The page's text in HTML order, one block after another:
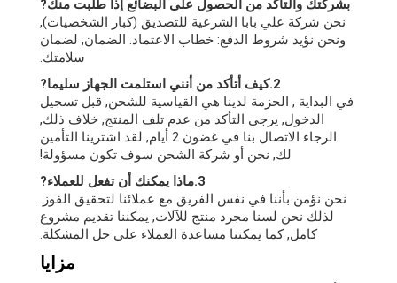
بشركتك والتأكد من الحصول على البضائع إذا طلبت منك?
نحن شركة علي بابا الشرعية للتصديق (كبار الشخصيات),
ونحن نؤيد شروط الدفع: خطاب الاعتماد. الضمان, لضمان
سلامتك.
في البداية , الحزمة لدينا هي القياسية للشحن, قبل تسجيل
الدخول, يرجى التأكد من عدم تلف المنتج, خلاف ذلك,
الرجاء الاتصال بنا في غضون 2 أيام, لقد اشترينا التأمين
لك, نحن أو شركة الشحن سوف تكون مسؤولة!
نحن نؤمن بأننا في نفس الفريق مع عملائنا لتحقيق الفوز.
لذلك نحن لسنا مجرد منتج للآلات, يمكننا تقديم مشروع
كامل, كما يمكننا مساعدة العملاء على حل المشكلة.
مزايا